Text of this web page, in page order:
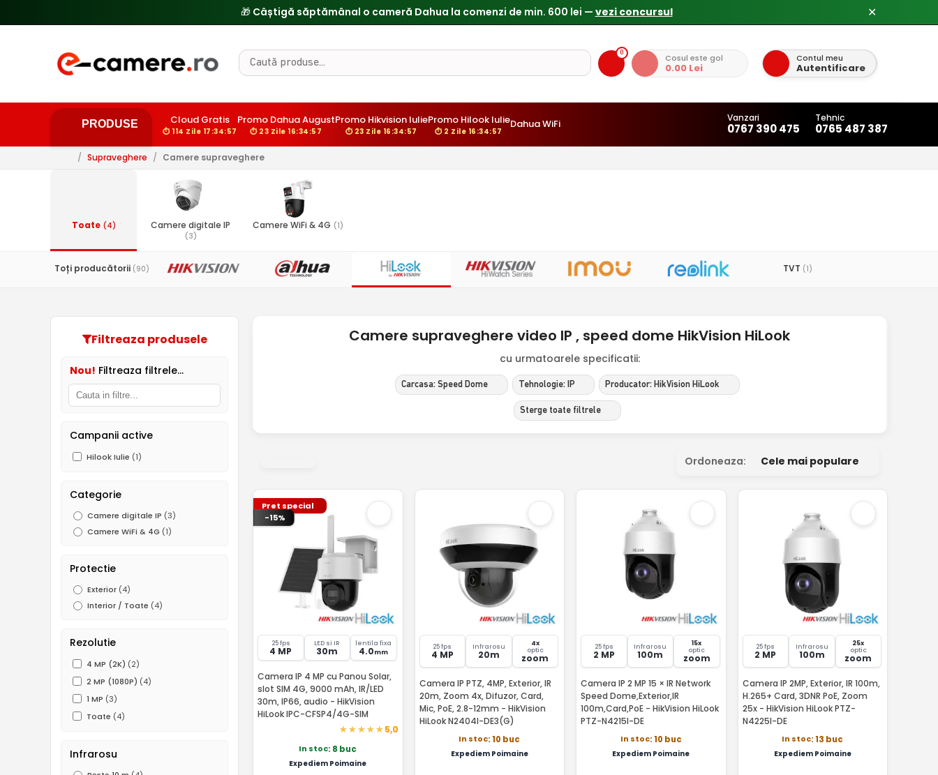
✕
0 Cosul este gol
0.00 Lei
Contul meu
Autentificare
PRODUSE Cloud Gratis
⏱ 114 Zile 17:34:56
Promo Dahua August
⏱ 23 Zile 16:34:56
Promo Hikvision Iulie
⏱ 23 Zile 16:34:56
Promo Hilook Iulie
⏱ 2 Zile 16:34:56
Dahua WiFi Vanzari
0767 390 475
Tehnic
0765 487 387
/ Supraveghere / Camere supraveghere
Toate (4) Camere digitale IP
(3)
Camere WiFi & 4G (1)
Toți producătorii (90) TVT (1)
Filtreaza produsele
Nou! Filtreaza filtrele...
Campanii active
Hilook Iulie (1)
Categorie
Camere digitale IP (3)
Camere WiFi & 4G (1)
Protectie
Exterior (4)
Interior / Toate (4)
Rezolutie
4 MP (2K) (2)
2 MP (1080P) (4)
1 MP (3)
Toate (4)
Infrarosu
Camere supraveghere video IP , speed dome HikVision HiLook
cu urmatoarele specificatii:
Carcasa: Speed Dome Tehnologie: IP Producator: HikVision HiLook
Sterge toate filtrele
Ordoneaza: Cele mai populare
Pret special
-15%
25 fps
4 MP
LED si IR
30m
lentila fixa
4.0mm
Camera IP 4 MP cu Panou Solar,
slot SIM 4G, 9000 mAh, IR/LED
30m, IP66, audio - HikVision
HiLook IPC-CFSP4/4G-SIM
5,0
In stoc: 8 buc
Expediem Poimaine
25 fps
4 MP
Infrarosu
20m
4x
optic
zoom
Camera IP PTZ, 4MP, Exterior, IR
20m, Zoom 4x, Difuzor, Card,
Mic, PoE, 2.8-12mm - HikVision
HiLook N2404I-DE3(G)
In stoc: 10 buc
Expediem Poimaine
25 fps
2 MP
Infrarosu
100m
15x
optic
zoom
Camera IP 2 MP 15 × IR Network
Speed Dome,Exterior,IR
100m,Card,PoE - HikVision HiLook
PTZ-N4215I-DE
In stoc: 10 buc
Expediem Poimaine
25 fps
2 MP
Infrarosu
100m
25x
optic
zoom
Camera IP 2MP, Exterior, IR 100m,
H.265+ Card, 3DNR PoE, Zoom
25x - HikVision HiLook PTZ-
N4225I-DE
In stoc: 13 buc
Expediem Poimaine